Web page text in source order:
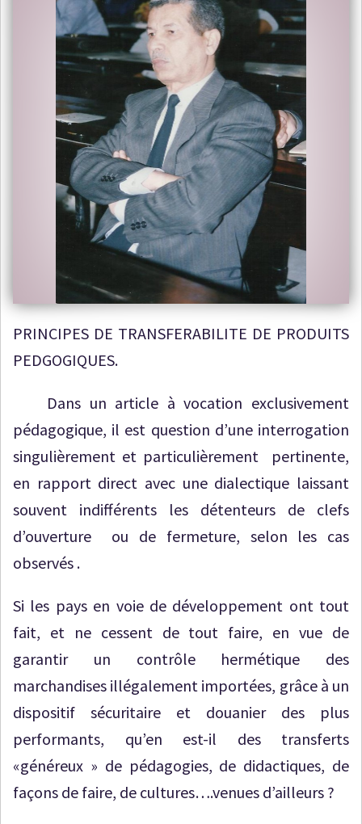
PRINCIPES DE TRANSFERABILITE DE PRODUITS
PEDGOGIQUES.
Dans un article à vocation exclusivement
pédagogique, il est question d’une interrogation
singulièrement et particulièrement pertinente,
en rapport direct avec une dialectique laissant
souvent indifférents les détenteurs de clefs
d’ouverture ou de fermeture, selon les cas
observés .
Si les pays en voie de développement ont tout
fait, et ne cessent de tout faire, en vue de
garantir un contrôle hermétique des
marchandises illégalement importées, grâce à un
dispositif sécuritaire et douanier des plus
performants, qu’en est-il des transferts
«généreux » de pédagogies, de didactiques, de
façons de faire, de cultures….venues d’ailleurs ?